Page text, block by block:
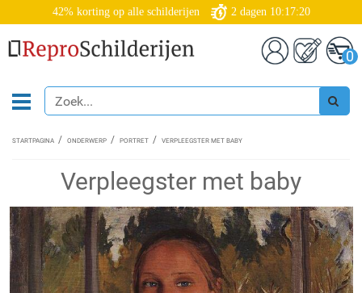
42% korting op alle schilderijen 2 dagen 10:17:19
0
STARTPAGINA ONDERWERP PORTRET VERPLEEGSTER MET BABY
Verpleegster met baby